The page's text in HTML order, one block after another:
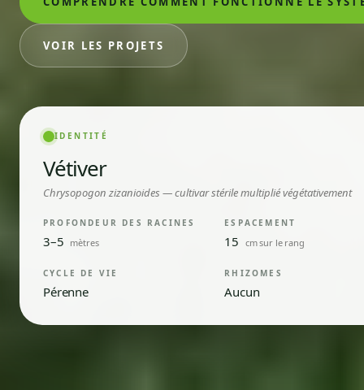
VOIR LES PROJETS
IDENTITÉ
Vétiver
Chrysopogon zizanioides — cultivar stérile multiplié végétativement
PROFONDEUR DES RACINES
3–5 mètres
ESPACEMENT
15 cm sur le rang
CYCLE DE VIE
Pérenne
RHIZOMES
Aucun